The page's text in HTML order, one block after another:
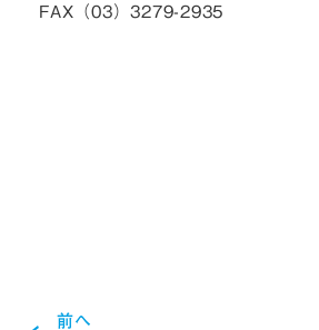
FAX（03）3279-2935
前へ